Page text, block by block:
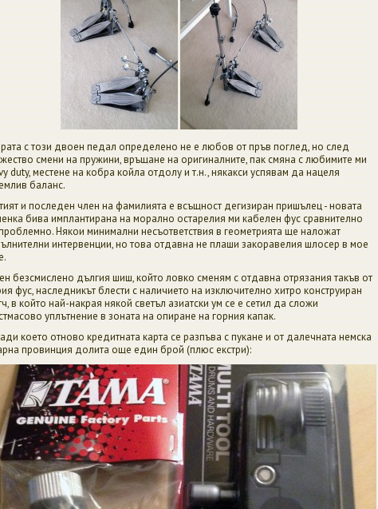
с този двоен педал определено не е любов от пръв поглед, но след
смени на пружини, връщане на оригиналните, пак смяна с любимите ми
duty, местене на кобра койла отдолу и т.н., някакси успявам да нацеля
баланс.
и последен член на фамилията е всъщност дегизиран пришълец - новата
бива имплантирана на морално остарелия ми кабелен фус сравнително
Някои минимални несъответствия в геометрията ще наложат
интервенции, но това отдавна не плаши закоравелия шлосер в мое
безсмислено дългия шиш, който ловко сменям с отдавна отрязания такъв от
фус, наследникът блести с наличието на изключително хитро конструиран
в който най-накрая някой светъл азиатски ум се е сетил да сложи
уплътнение в зоната на опиране на горния капак.
което отново кредитната карта се разпъва с пукане и от далечната немска
провинция долита още един брой (плюс екстри):